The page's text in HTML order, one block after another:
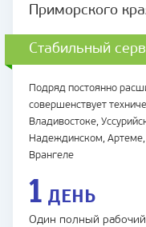
Приморского
Стабильный
Подряд постоянно
совершенствует
Владивостоке,
Надеждинском,
Врангеле
1 ДЕНЬ
Один полный